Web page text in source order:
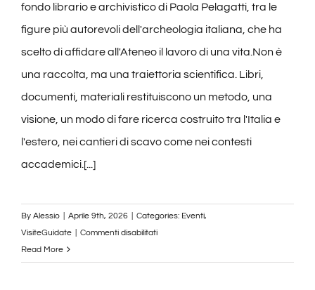
fondo librario e archivistico di Paola Pelagatti, tra le
figure più autorevoli dell'archeologia italiana, che ha
scelto di affidare all'Ateneo il lavoro di una vita.Non è
una raccolta, ma una traiettoria scientifica. Libri,
documenti, materiali restituiscono un metodo, una
visione, un modo di fare ricerca costruito tra l'Italia e
l'estero, nei cantieri di scavo come nei contesti
accademici.[...]
By Alessio Aprile 9th, 2026 Categories: Eventi,
VisiteGuidate
Commenti disabilitatisu
eredità
Read More